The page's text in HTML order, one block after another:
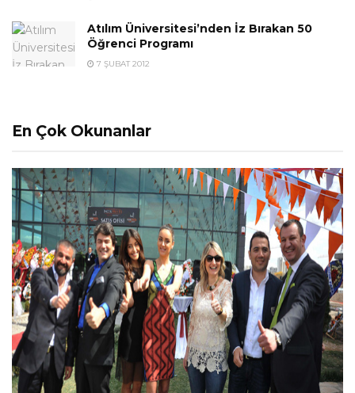
Atılım Üniversitesi’nden İz Bırakan 50
Öğrenci Programı
7 ŞUBAT 2012
En Çok Okunanlar